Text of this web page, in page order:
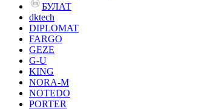
БУЛАТ
dktech
DIPLOMAT
FARGO
GEZE
G-U
KING
NORA-M
NOTEDO
PORTER